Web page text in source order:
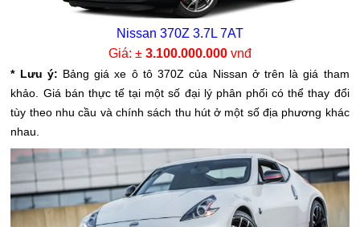
Nissan 370Z 3.7L 7AT
Giá: ± 3.100.000.000 vnđ
* Lưu ý: Bảng giá xe ô tô 370Z của Nissan ở trên là giá tham
khảo. Giá bán thực tế tại một số đại lý phân phối có thể thay đổi
tùy theo nhu cầu và chính sách thu hút ở một số địa phương khác
nhau.